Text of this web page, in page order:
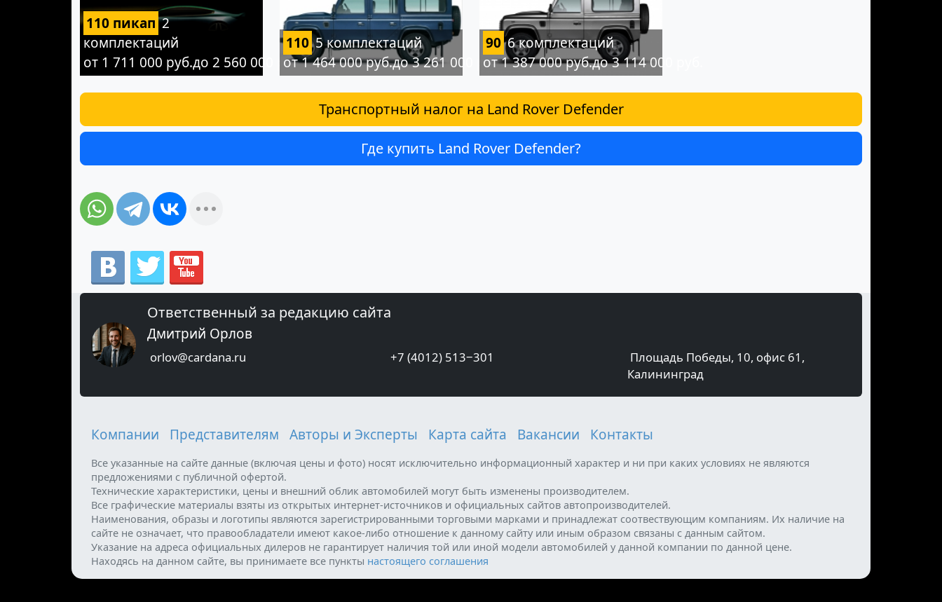
110 пикап2
комплектаций
от 1 711 000 руб.до 2 560 000 руб.
1105 комплектаций
от 1 464 000 руб.до 3 261 000 руб.
906 комплектаций
от 1 387 000 руб.до 3 114 000 руб.
Транспортный налог на Land Rover Defender
Где купить Land Rover Defender?
Ответственный за редакцию сайта
Дмитрий Орлов
orlov@cardana.ru +7 (4012) 513‒301
Площадь Победы, 10, офис 61,
Калининград
Компании Представителям Авторы и Эксперты Карта сайта Вакансии Контакты
Все указанные на сайте данные (включая цены и фото) носят исключительно информационный характер и ни при каких условиях не являются
предложениями с публичной офертой.
Технические характеристики, цены и внешний облик автомобилей могут быть изменены производителем.
Все графические материалы взяты из открытых интернет-источников и официальных сайтов автопроизводителей.
Наименования, образы и логотипы являются зарегистрированными торговыми марками и принадлежат соотвествующим компаниям. Их наличие на
сайте не означает, что правообладатели имеют какое-либо отношение к данному сайту или иным образом связаны с данным сайтом.
Указание на адреса официальных дилеров не гарантирует наличия той или иной модели автомобилей у данной компании по данной цене.
Находясь на данном сайте, вы принимаете все пункты настоящего соглашения